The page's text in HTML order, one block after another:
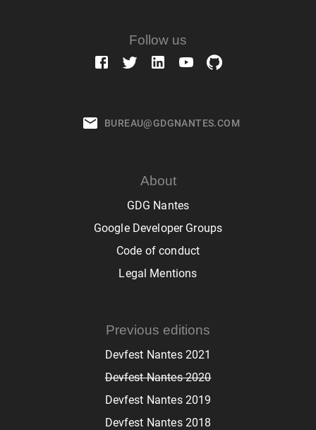
Follow us
BUREAU@GDGNANTES.COM
About
GDG Nantes
Google Developer Groups
Code of conduct
Legal Mentions
Previous editions
Devfest Nantes 2021
Devfest Nantes 2020
Devfest Nantes 2019
Devfest Nantes 2018